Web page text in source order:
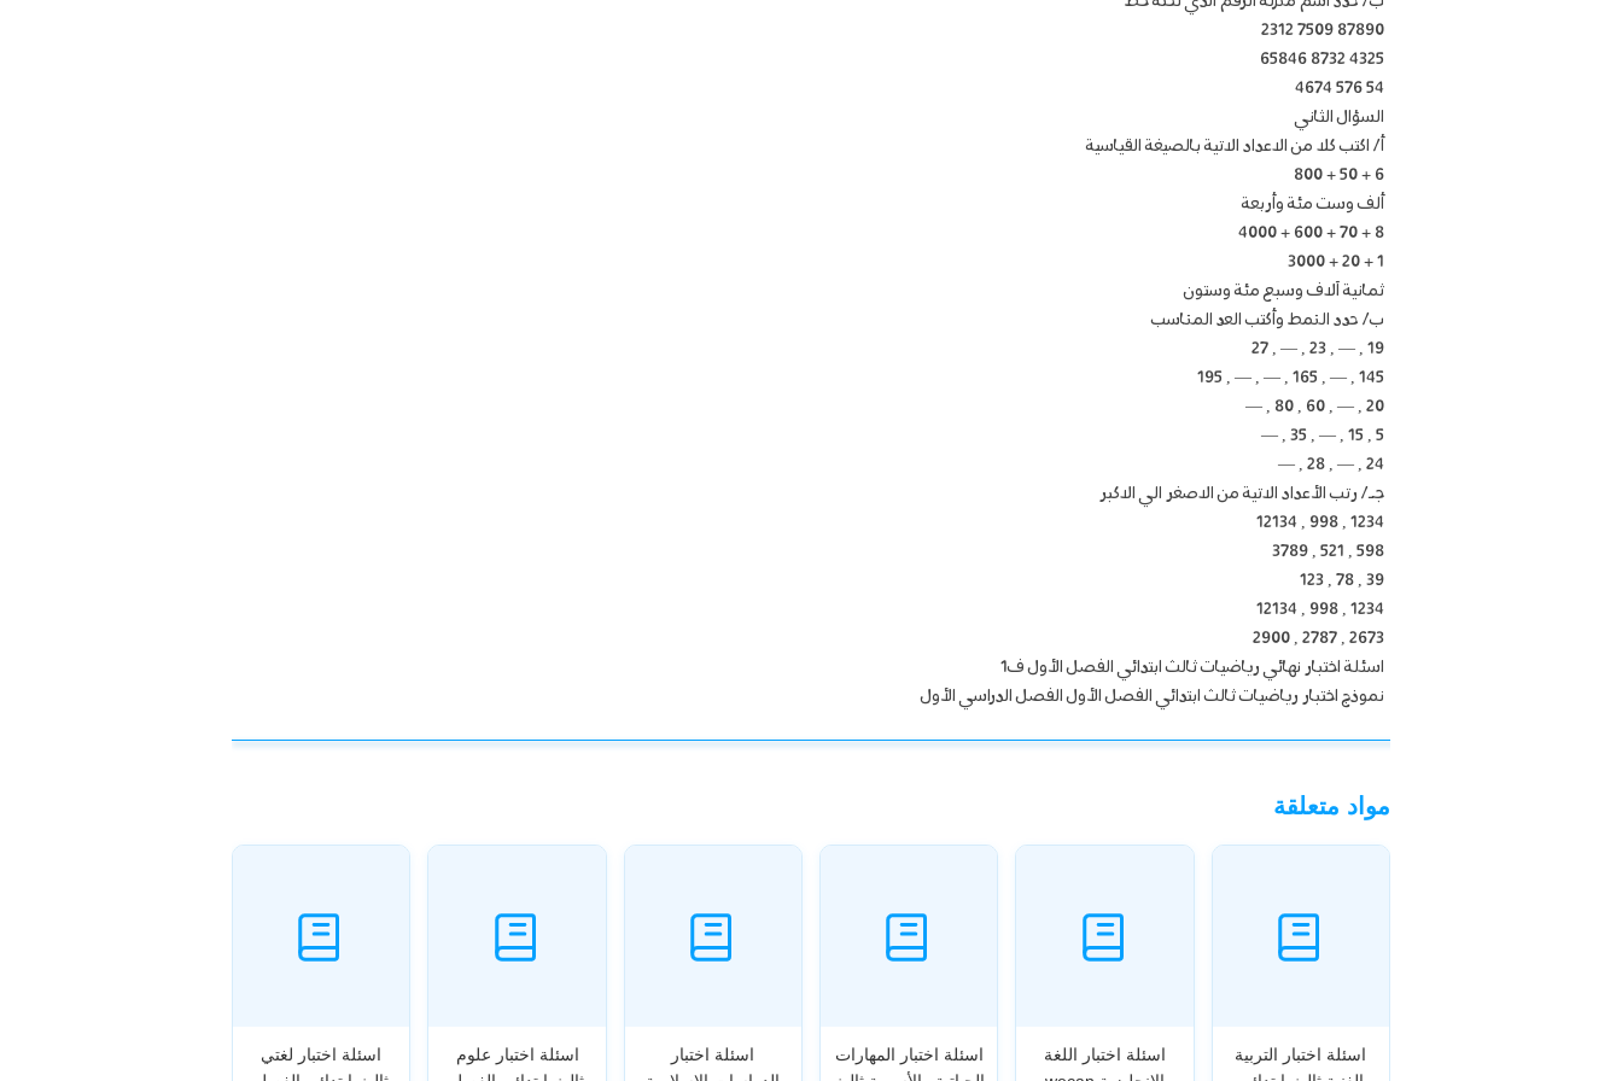
87890 7509 2312
4325 8732 65846
54 576 4674
السؤال الثاني
أ/ اكتب كلا من الاعداد الاتية بالصيغة القياسية
6 + 50 + 800
ألف وست مئة وأربعة
8 + 70 + 600 + 4000
1 + 20 + 3000
ثمانية آلاف وسبع مئة وستون
ب/ حدد النمط وأكتب العد المناسب
19 , — , 23 , — , 27
145 , — , 165 , — , — , 195
20 , — , 60 , 80 , —
5 , 15 , — , 35 , —
24 , — , 28 , —
جـ/ رتب الأعداد الاتية من الاصغر الي الاكبر
1234 , 998 , 12134
598 , 521 , 3789
39 , 78 , 123
1234 , 998 , 12134
2673 , 2787 , 2900
اسئلة اختبار نهائي رياضيات ثالث ابتدائي الفصل الأول ف1
نموذج اختبار رياضيات ثالث ابتدائي الفصل الأول الفصل الدراسي الأول
مواد متعلقة
اسئلة اختبار التربية
اسئلة اختبار اللغة
اسئلة اختبار المهارات
اسئلة اختبار
اسئلة اختبار علوم
اسئلة اختبار لغتي